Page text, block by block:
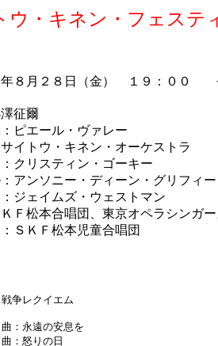
ウ・キネン・フェス
年８月２８日（金） １９：００
征爾
ピエール・ヴァレー
イトウ・キネン・オーケストラ
クリスティン・ゴーキー
アンソニー・ディーン・グリフィー
ジェイムズ・ウェストマン
Ｆ松本合唱団、東京オペラシンガ
ＳＫＦ松本児童合唱団
争レクイエム
永遠の安息を
怒りの日